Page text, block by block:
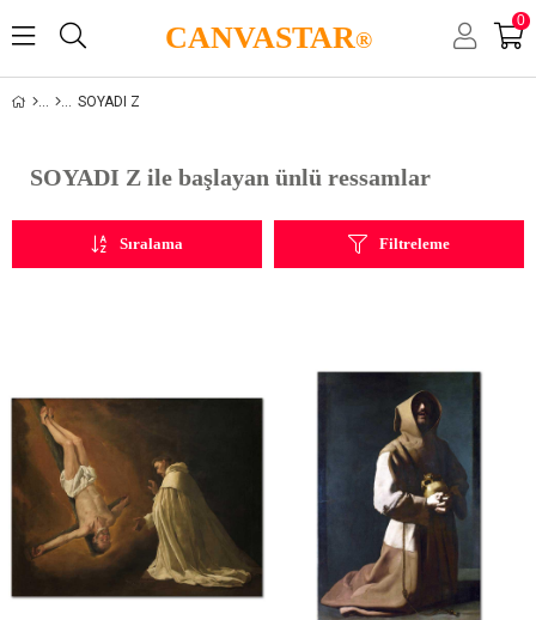
CANVASTAR®
0
SOYADI Z
SOYADI Z ile başlayan ünlü ressamlar
Filtreleme
Sıralama